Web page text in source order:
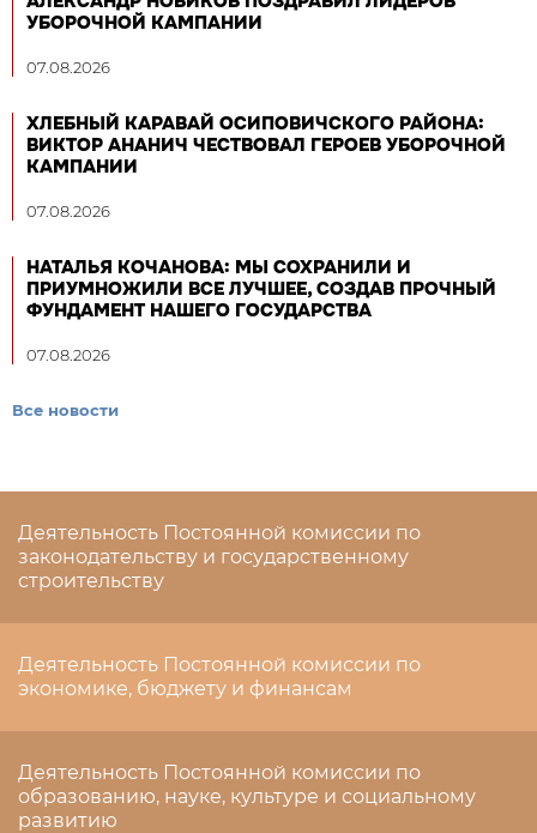
УБОРОЧНОЙ КАМПАНИИ
07.08.2026
ХЛЕБНЫЙ КАРАВАЙ ОСИПОВИЧСКОГО РАЙОНА:
ВИКТОР АНАНИЧ ЧЕСТВОВАЛ ГЕРОЕВ УБОРОЧНОЙ
КАМПАНИИ
07.08.2026
НАТАЛЬЯ КОЧАНОВА: МЫ СОХРАНИЛИ И
ПРИУМНОЖИЛИ ВСЕ ЛУЧШЕЕ, СОЗДАВ ПРОЧНЫЙ
ФУНДАМЕНТ НАШЕГО ГОСУДАРСТВА
07.08.2026
Все новости
Деятельность Постоянной комиссии по
законодательству и государственному
строительству
Деятельность Постоянной комиссии по
экономике, бюджету и финансам
Деятельность Постоянной комиссии по
образованию, науке, культуре и социальному
развитию